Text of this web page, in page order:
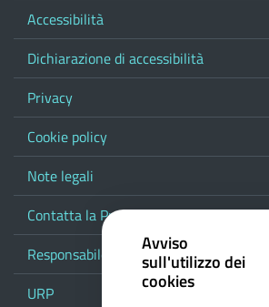
Accessibilità
Dichiarazione di accessibilità
Privacy
Cookie policy
Note legali
Contatta la Provincia
Responsabile del procedimento di
URP
Avviso
sull'utilizzo dei
cookies